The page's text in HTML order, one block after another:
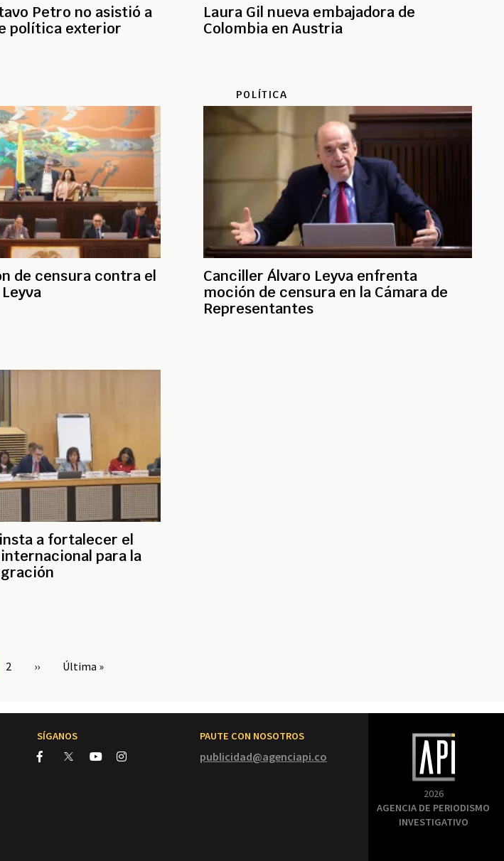
Petro no asistió a
política exterior
Laura Gil nueva embajadora de
Colombia en Austria
de censura contra el
POLÍTICA
Canciller Álvaro Leyva enfrenta
moción de censura en la Cámara de
Representantes
a fortalecer el
para la
Page
2
Siguiente
››
Última
Última »
SÍGANOS PAUTE CON NOSOTROS
publicidad@agenciapi.co
2026
AGENCIA DE PERIODISMO
INVESTIGATIVO